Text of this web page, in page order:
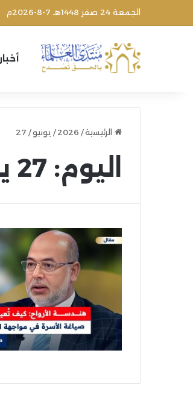
الجمعة 24 صفر 1448هـ 7-8-2026م
أخبار
الرئيسية/
2026
/ يونيو/
27
اليوم: 27 يونيو، 2026